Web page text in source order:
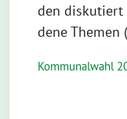
den dis­ku­tiert
de­ne
Kommunalwahl